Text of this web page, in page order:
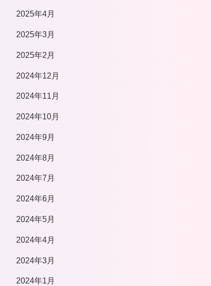
2025年4月
2025年3月
2025年2月
2024年12月
2024年11月
2024年10月
2024年9月
2024年8月
2024年7月
2024年6月
2024年5月
2024年4月
2024年3月
2024年1月